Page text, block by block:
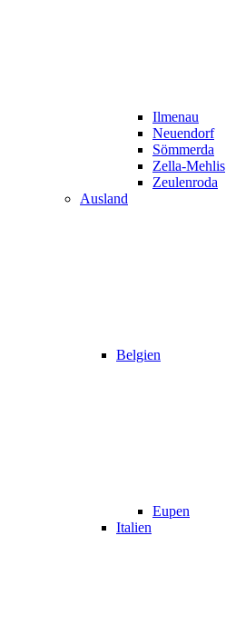
Ilmenau
Neuendorf
Sömmerda
Zella-Mehlis
Zeulenroda
Ausland
Belgien
Eupen
Italien